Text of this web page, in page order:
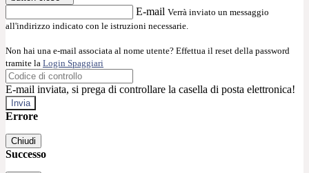
E-mail Verrà inviato un messaggio
all'indirizzo indicato con le istruzioni necessarie.
Non hai una e-mail associata al nome utente? Effettua il reset della password
tramite la Login Spaggiari
E-mail inviata, si prega di controllare la casella di posta elettronica!
Errore
Chiudi
Successo